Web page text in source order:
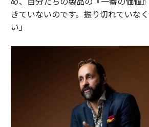
きていないのです。振り切れていな
い」